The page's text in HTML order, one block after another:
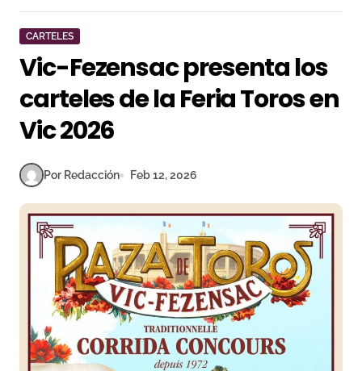
CARTELES
Vic-Fezensac presenta los
carteles de la Feria Toros en
Vic 2026
Por Redacción Feb 12, 2026